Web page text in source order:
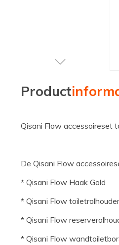
Product
Qisani Flow accessoireset
De Qisani Flow
* Qisani Flow Haak Gold
* Qisani Flow
* Qisani Flow
* Qisani Flow